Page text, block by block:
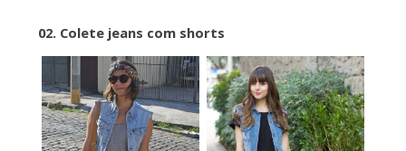
02. Colete jeans com shorts